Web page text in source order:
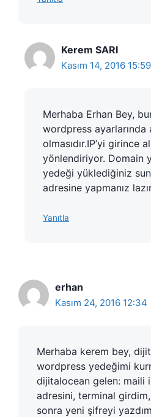
Kerem SARI
Kasım 14, 2016 15:59
Merhaba Erhan Bey,
wordpress ayarlarında
olmasıdır.IP’yi girince
yönlendiriyor. Domain
yedeği yüklediğiniz
adresine yapmanız
Yanıtla
erhan
Kasım 24, 2016 12:34
Merhaba kerem bey,
wordpress yedeğimi
dijitalocean gelen: maili
adresini, terminal
sonra yeni şifreyi